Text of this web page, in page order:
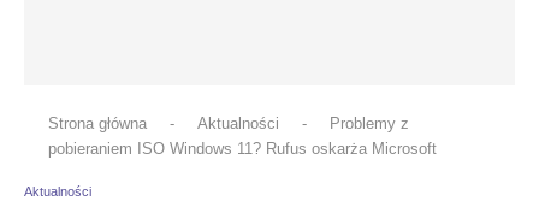
Strona główna - Aktualności -
Problemy z
pobieraniem ISO Windows 11? Rufus oskarża Microsoft
Aktualności